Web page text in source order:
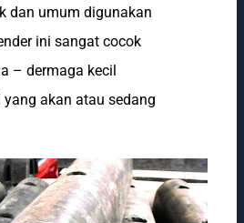
dan umum digunakan
ini sangat cocok
– dermaga kecil
akan atau sedang